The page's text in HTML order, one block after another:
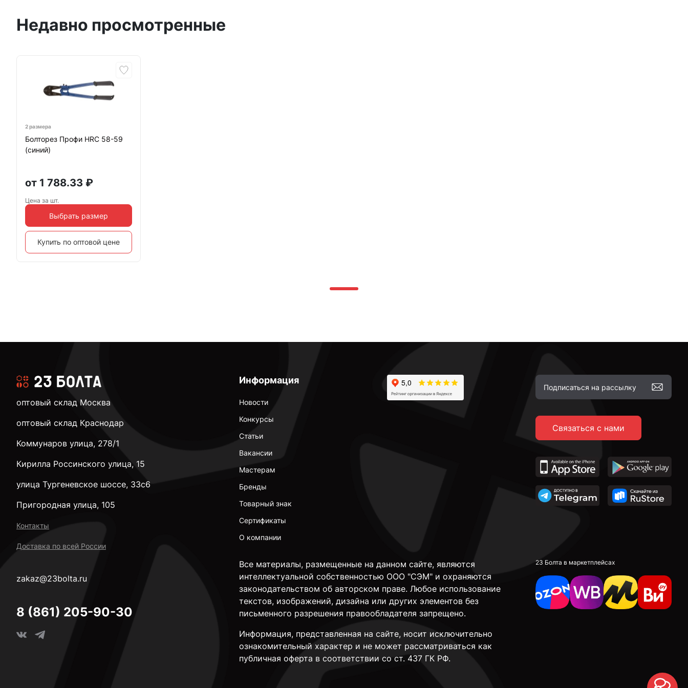
Недавно просмотренные
2 размера
Болторез Профи HRC 58-59
(синий)
от 1 788.33 ₽
Цена за шт.
Выбрать размер
Купить по оптовой цене
Информация
Новости
Конкурсы
Статьи
Вакансии
Мастерам
Бренды
Товарный знак
Сертификаты
О компании
Связаться с нами
Все материалы, размещенные на данном сайте, являются
интеллектуальной собственностью ООО "СЭМ" и охраняются
законодательством об авторском праве. Любое использование
текстов, изображений, дизайна или других элементов без
письменного разрешения правообладателя запрещено.
Информация, представленная на сайте, носит исключительно
ознакомительный характер и не может рассматриваться как
публичная оферта в соответствии со ст. 437 ГК РФ.
23 Болта в маркетплейсах
оптовый склад Москва
оптовый склад Краснодар
Коммунаров улица, 278/1
Кирилла Россинского улица, 15
улица Тургеневское шоссе, 33с6
Пригородная улица, 105
Контакты
Доставка по всей России
zakaz@23bolta.ru
8 (861) 205-90-30